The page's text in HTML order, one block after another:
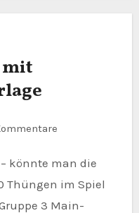
mit
Thüngen im Spiel
3 Main-